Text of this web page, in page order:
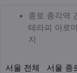
업체 정보
종로
종로 종각역
테라피 아로
지
서울 전체 서울 종
지역1
테마